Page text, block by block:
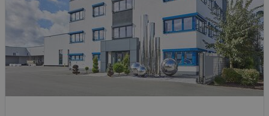
1 / 2